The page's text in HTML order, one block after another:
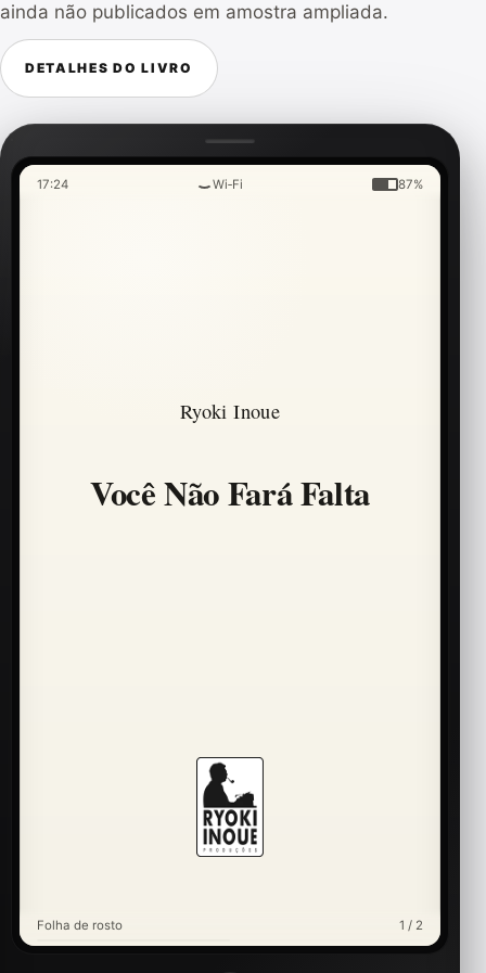
17:24 Wi‑Fi 87%
Ryoki Inoue
Você Não Fará Falta
Folha de rosto 1 / 2
ainda não publicados em amostra ampliada.
DETALHES DO LIVRO